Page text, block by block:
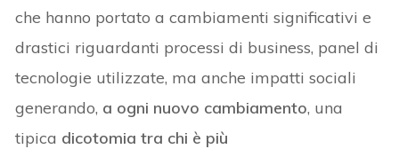
che hanno portato a cambiamenti significativi e
drastici riguardanti processi di business, panel di
tecnologie utilizzate, ma anche impatti sociali
generando, a ogni nuovo cambiamento, una
tipica dicotomia tra chi è più